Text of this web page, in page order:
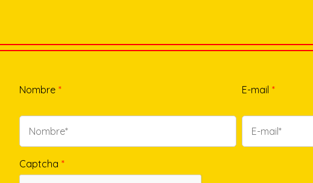
Nombre * E-mail *
Captcha *